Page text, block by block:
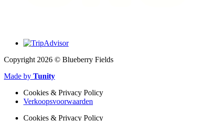
Copyright 2026 © Blueberry Fields
Made by Tunity
Cookies & Privacy Policy
Verkoopsvoorwaarden
Cookies & Privacy Policy